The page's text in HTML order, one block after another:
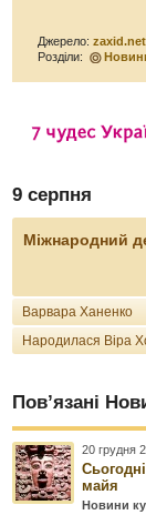
Джерело:zaxid.net
Розділи:
9 серпня
Міжнародний
Варвара Ханенко
Народилася Віра
Пов’язані
20 грудня
майя
Новини